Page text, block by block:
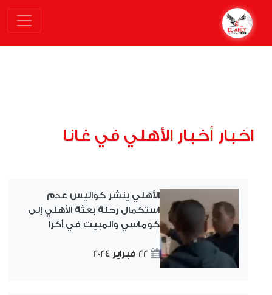
اخبار أخبار الأهلي في غانا
الأهلي ينشر كواليس عدم
استكمال رحلة بعثة الأهلي إلى
كوماسي والمبيت في أكرا
22 فبراير 2024